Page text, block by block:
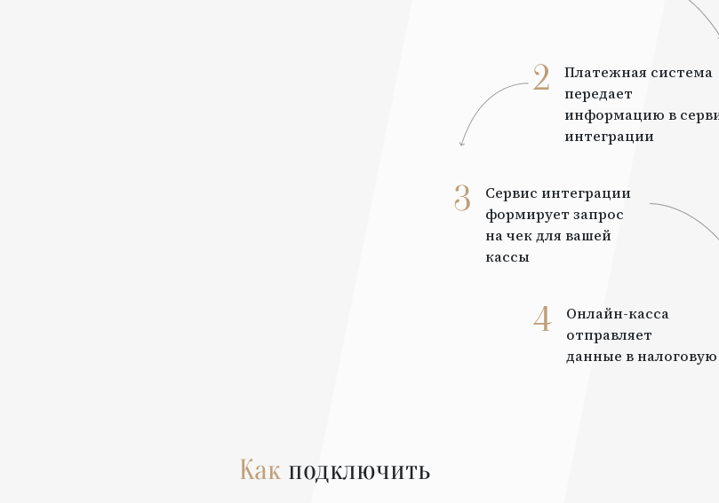
2
Платежная система
передает
информацию в
интеграции
3
Сервис интеграции
формирует запрос
на чек для вашей
кассы
4
Онлайн-касса
отправляет
данные в налоговую
Какподключить